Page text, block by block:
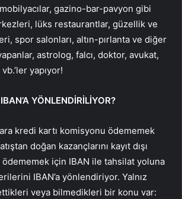
gazino-bar-pavyon gibi
lüks restaurantlar, güzellik ve
spor salonları, altın-pırlanta ve diğer
astrolog, falcı, doktor, avukat,
yapıyor!
YÖNLENDİRİLİYOR?
kredi kartı komisyonu ödememek
doğan kazançlarını kayıt dışı
ödememek için IBAN ile tahsilat yoluna
IBAN’a yönlendiriyor. Yalnız
veya bilmedikleri bir konu var: